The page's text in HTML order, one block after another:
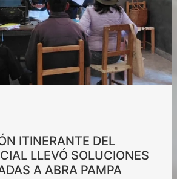
ITINERANTE DEL
LLEVÓ SOLUCIONES
A ABRA PAMPA